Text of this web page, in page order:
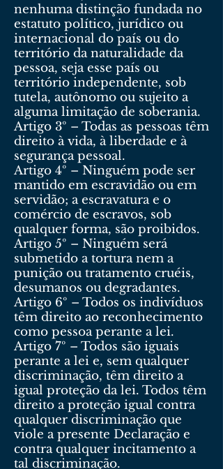
nenhuma distinção fundada no
estatuto político, jurídico ou
internacional do país ou do
território da naturalidade da
pessoa, seja esse país ou
território independente, sob
tutela, autônomo ou sujeito a
alguma limitação de soberania.
Artigo 3º – Todas as pessoas têm
direito à vida, à liberdade e à
segurança pessoal.
Artigo 4º – Ninguém pode ser
mantido em escravidão ou em
servidão; a escravatura e o
comércio de escravos, sob
qualquer forma, são proibidos.
Artigo 5º – Ninguém será
submetido a tortura nem a
punição ou tratamento cruéis,
desumanos ou degradantes.
Artigo 6º – Todos os indivíduos
têm direito ao reconhecimento
como pessoa perante a lei.
Artigo 7º – Todos são iguais
perante a lei e, sem qualquer
discriminação, têm direito a
igual proteção da lei. Todos têm
direito a proteção igual contra
qualquer discriminação que
viole a presente Declaração e
contra qualquer incitamento a
tal discriminação.